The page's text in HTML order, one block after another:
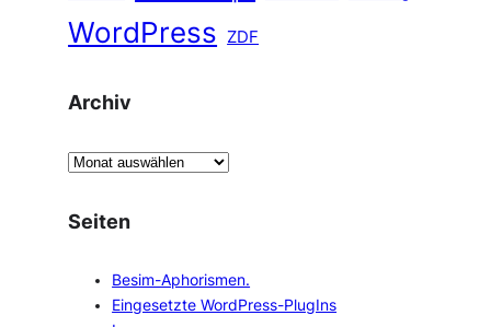
WordPress ZDF
Archiv
A
c
h
Seiten
Besim-Aphorismen.
Eingesetzte WordPress-PlugIns